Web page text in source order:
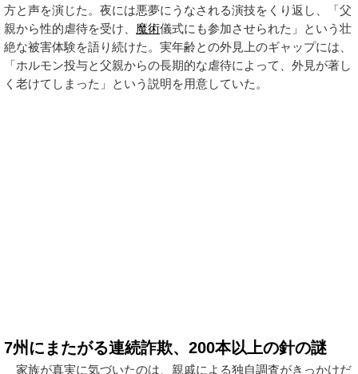
方と声を演じた。夜には悪夢にうなされる演技をくり返し、「父
親から性的虐待を受け、 魔術儀式にも参加させられた」という壮
絶な被害体験を語り続けた。実年齢との外見上のギャップには、
「ホルモン投与と父親からの長期的な虐待によって、外見が著し
く老けてしまった」という説明を用意していた。
7州にまたがる連続詐欺、200本以上の針の謎
家族が真実に気づいたのは、親戚による独自調査がきっかけだ